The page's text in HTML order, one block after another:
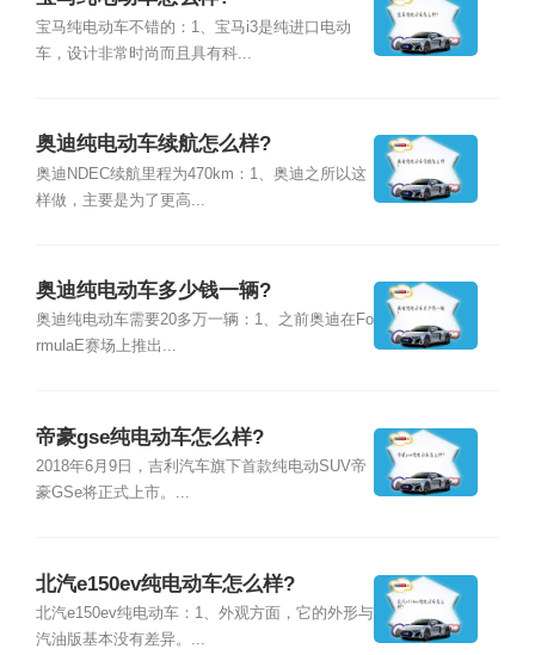
宝马纯电动车不错的：1、宝马i3是纯进口电动
车，设计非常时尚而且具有科...
奥迪纯电动车续航怎么样?
奥迪NDEC续航里程为470km：1、奥迪之所以这
样做，主要是为了更高...
奥迪纯电动车多少钱一辆?
奥迪纯电动车需要20多万一辆：1、之前奥迪在Fo
rmulaE赛场上推出...
帝豪gse纯电动车怎么样?
2018年6月9日，吉利汽车旗下首款纯电动SUV帝
豪GSe将正式上市。...
北汽e150ev纯电动车怎么样?
北汽e150ev纯电动车：1、外观方面，它的外形与
汽油版基本没有差异。...